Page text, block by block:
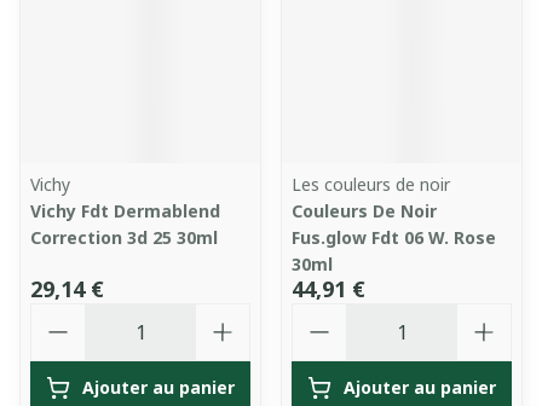
Vichy
Vichy Fdt Dermablend
Correction 3d 25 30ml
29,14 €
Ajouter au panier
Les couleurs de noir
Couleurs De Noir
Fus.glow Fdt 06 W. Rose
30ml
44,91 €
Ajouter au panier